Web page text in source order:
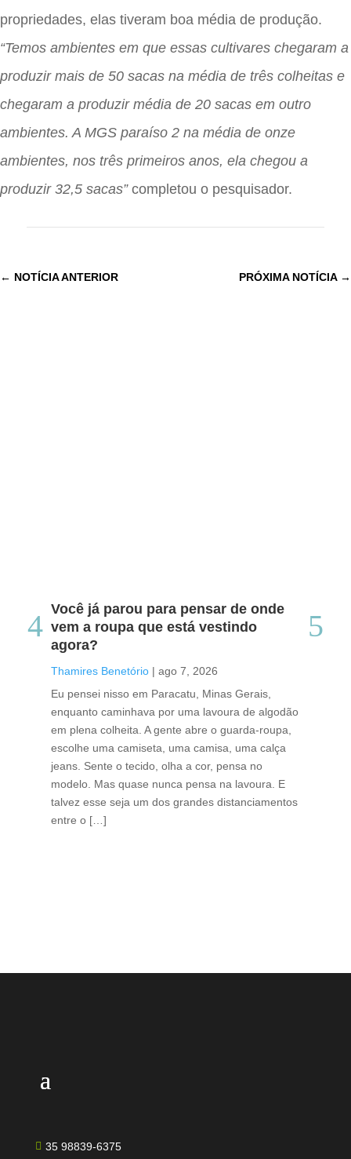
propriedades, elas tiveram boa média de produção.
“Temos ambientes em que essas cultivares chegaram a
produzir mais de 50 sacas na média de três colheitas e
chegaram a produzir média de 20 sacas em outro
ambientes. A MGS paraíso 2 na média de onze
ambientes, nos três primeiros anos, ela chegou a
produzir 32,5 sacas”completou o pesquisador.
← NOTÍCIA ANTERIOR PRÓXIMA NOTÍCIA→
Você já parou para pensar de onde
vem a roupa que está vestindo
agora?
Thamires Benetório | ago 7, 2026
Eu pensei nisso em Paracatu, Minas Gerais,
enquanto caminhava por uma lavoura de algodão
em plena colheita. A gente abre o guarda-roupa,
escolhe uma camiseta, uma camisa, uma calça
jeans. Sente o tecido, olha a cor, pensa no
modelo. Mas quase nunca pensa na lavoura. E
talvez esse seja um dos grandes distanciamentos
entre o […]
 35 98839-6375